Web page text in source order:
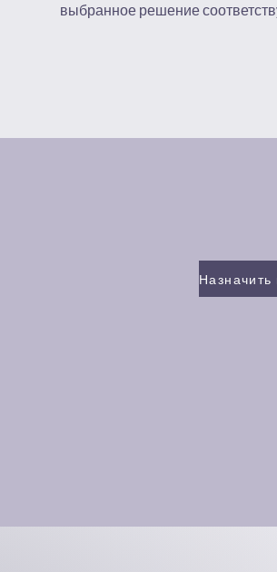
выбранное решение